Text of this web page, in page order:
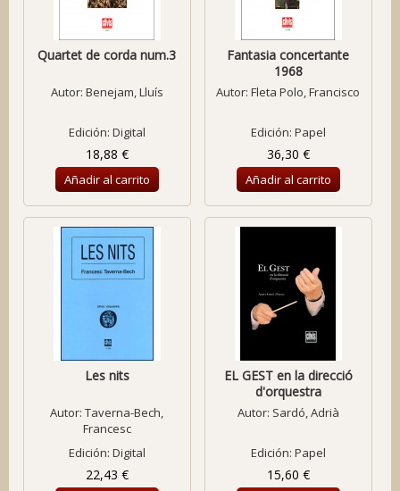
Quartet de corda num.3
Autor: Benejam, Lluís
Edición: Digital
18,88 €
Añadir al carrito
Fantasia concertante
1968
Autor:Fleta Polo, Francisco
Edición: Papel
36,30 €
Añadir al carrito
Les nits
Autor:Taverna-Bech,
Francesc
Edición: Digital
22,43 €
EL GEST en la direcció
d'orquestra
Autor: Sardó, Adrià
Edición: Papel
15,60 €